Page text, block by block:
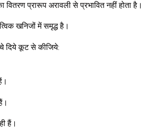
वितरण प्रारूप अरावली से प्रभावित नहीं होता है।
खनिजों में समृद्ध है।
दिये कूट से कीजिये:
हैं।